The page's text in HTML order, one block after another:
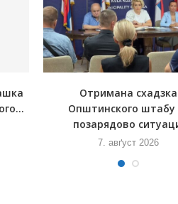
Отримана схадзка
Општинского штабу
позарядово
7. авґуст 2026